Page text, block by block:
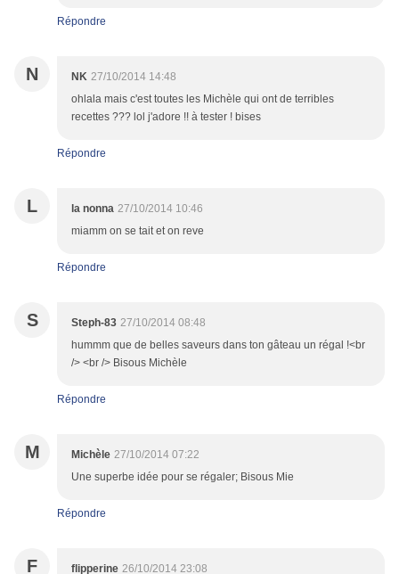
Répondre
N NK 27/10/2014 14:48
ohlala mais c'est toutes les Michèle qui ont de terribles
recettes ??? lol j'adore !! à tester ! bises
Répondre
L la nonna 27/10/2014 10:46
miamm on se tait et on reve
Répondre
S Steph-83 27/10/2014 08:48
hummm que de belles saveurs dans ton gâteau un régal !<br
/> <br /> Bisous Michèle
Répondre
M Michèle 27/10/2014 07:22
Une superbe idée pour se régaler; Bisous Mie
Répondre
F flipperine 26/10/2014 23:08